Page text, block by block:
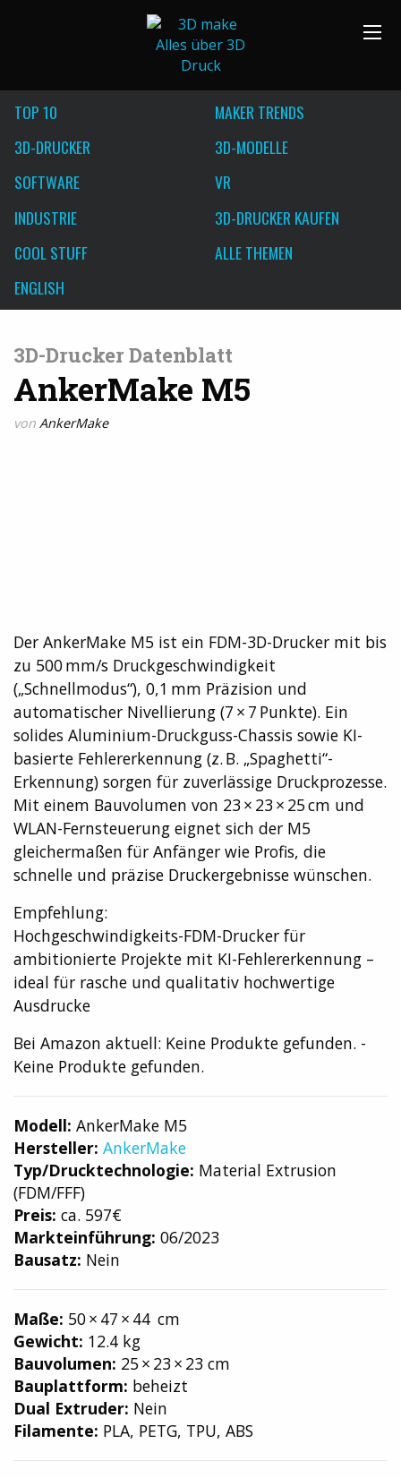
TOP 10
MAKER TRENDS
3D-DRUCKER
3D-MODELLE
SOFTWARE
VR
INDUSTRIE
3D-DRUCKER KAUFEN
COOL STUFF
ALLE THEMEN
ENGLISH
3D-Drucker Datenblatt
AnkerMake M5
von AnkerMake
Der AnkerMake M5 ist ein FDM-3D-Drucker mit bis
zu 500 mm/s Druckgeschwindigkeit
(„Schnellmodus“), 0,1 mm Präzision und
automatischer Nivellierung (7 × 7 Punkte). Ein
solides Aluminium-Druckguss-Chassis sowie KI-
basierte Fehlererkennung (z. B. „Spaghetti“-
Erkennung) sorgen für zuverlässige Druckprozesse.
Mit einem Bauvolumen von 23 × 23 × 25 cm und
WLAN-Fernsteuerung eignet sich der M5
gleichermaßen für Anfänger wie Profis, die
schnelle und präzise Druckergebnisse wünschen.
Empfehlung:
Hochgeschwindigkeits-FDM-Drucker für
ambitionierte Projekte mit KI-Fehlererkennung –
ideal für rasche und qualitativ hochwertige
Ausdrucke
Bei Amazon aktuell: Keine Produkte gefunden. -
Keine Produkte gefunden.
Modell: AnkerMake M5
Hersteller: AnkerMake
Typ/Drucktechnologie: Material Extrusion
(FDM/FFF)
Preis: ca. 597€
Markteinführung: 06/2023
Bausatz: Nein
Maße: 50 × 47 × 44 cm
Gewicht: 12.4 kg
Bauvolumen: 25 × 23 × 23 cm
Bauplattform: beheizt
Dual Extruder: Nein
Filamente: PLA, PETG, TPU, ABS